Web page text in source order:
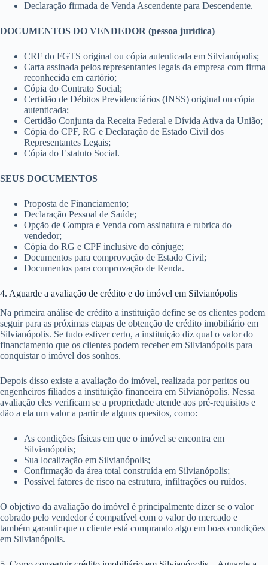
Declaração firmada de Venda Ascendente para Descendente.
DOCUMENTOS DO VENDEDOR (pessoa jurídica)
CRF do FGTS original ou cópia autenticada em Silvianópolis;
Carta assinada pelos representantes legais da empresa com firma
reconhecida em cartório;
Cópia do Contrato Social;
Certidão de Débitos Previdenciários (INSS) original ou cópia
autenticada;
Certidão Conjunta da Receita Federal e Dívida Ativa da União;
Cópia do CPF, RG e Declaração de Estado Civil dos
Representantes Legais;
Cópia do Estatuto Social.
SEUS DOCUMENTOS
Proposta de Financiamento;
Declaração Pessoal de Saúde;
Opção de Compra e Venda com assinatura e rubrica do
vendedor;
Cópia do RG e CPF inclusive do cônjuge;
Documentos para comprovação de Estado Civil;
Documentos para comprovação de Renda.
4. Aguarde a avaliação de crédito e do imóvel em Silvianópolis
Na primeira análise de crédito a instituição define se os clientes podem
seguir para as próximas etapas de obtenção de crédito imobiliário em
Silvianópolis. Se tudo estiver certo, a instituição diz qual o valor do
financiamento que os clientes podem receber em Silvianópolis para
conquistar o imóvel dos sonhos.
Depois disso existe a avaliação do imóvel, realizada por peritos ou
engenheiros filiados a instituição financeira em Silvianópolis. Nessa
avaliação eles verificam se a propriedade atende aos pré-requisitos e
dão a ela um valor a partir de alguns quesitos, como:
As condições físicas em que o imóvel se encontra em
Silvianópolis;
Sua localização em Silvianópolis;
Confirmação da área total construída em Silvianópolis;
Possível fatores de risco na estrutura, infiltrações ou ruídos.
O objetivo da avaliação do imóvel é principalmente dizer se o valor
cobrado pelo vendedor é compatível com o valor do mercado e
também garantir que o cliente está comprando algo em boas condições
em Silvianópolis.